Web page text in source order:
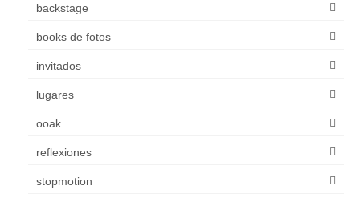
backstage
books de fotos
invitados
lugares
ooak
reflexiones
stopmotion